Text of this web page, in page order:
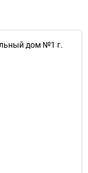
дом №1 г.